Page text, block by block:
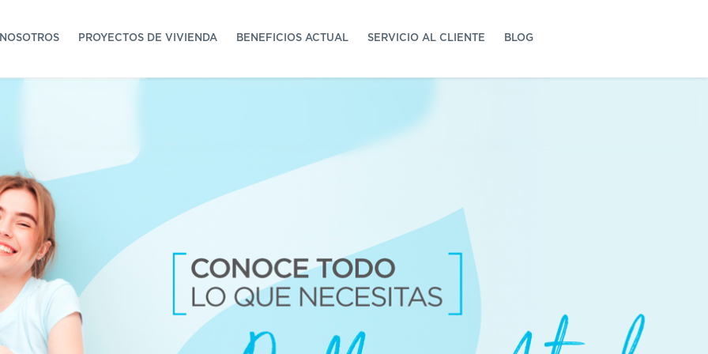
PROYECTOS DE VIVIENDA BENEFICIOS ACTUAL SERVICIO AL CLIENTE BLOG